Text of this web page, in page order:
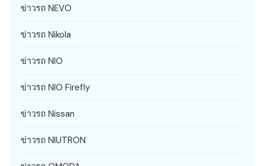
ข่าวรถ NEVO
ข่าวรถ Nikola
ข่าวรถ NIO
ข่าวรถ NIO Firefly
ข่าวรถ Nissan
ข่าวรถ NIUTRON